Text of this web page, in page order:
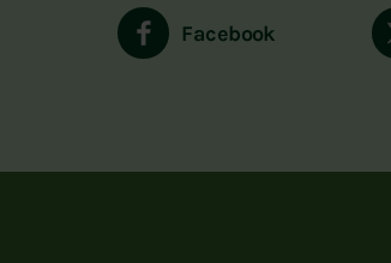
Facebook